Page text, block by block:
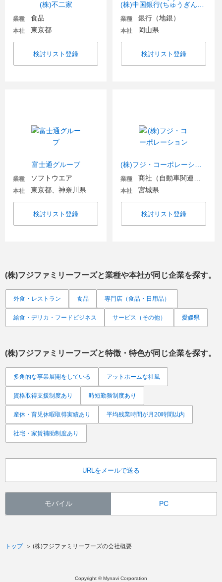
(株)不二家
業種 食品
本社 東京都
検討リスト登録
業種 銀行（地銀）
本社 岡山県
検討リスト登録
富士通グループ
業種 ソフトウエア
本社 東京都、神奈川県
検討リスト登録
業種
本社 宮城県
検討リスト登録
(株)フジファミリーフーズと業種や本社が同じ企業を探す。
外食・レストラン 食品 専門店（食品・日用品）
給食・デリカ・フードビジネス サービス（その他） 愛媛県
(株)フジファミリーフーズと特徴・特色が同じ企業を探す。
多角的な事業展開をしている アットホームな社風
資格取得支援制度あり 時短勤務制度あり
産休・育児休暇取得実績あり 平均残業時間が月20時間以内
社宅・家賃補助制度あり
URLをメールで送る
モバイル PC
トップ (株)フジファミリーフーズの会社概要
Copyright © Mynavi Corporation